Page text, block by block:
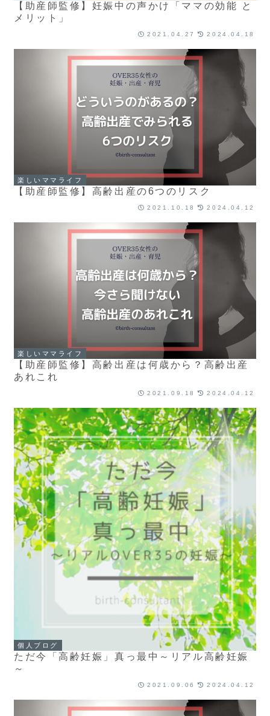
【助産師監修】妊娠中の声かけ「ママの効能 と
メリット」
2021.04.27 2024.04.18
楽しいママライフ
【助産師監修】高齢出産の6つのリスク
2021.10.18 2024.04.12
楽しいママライフ
【助産師監修】高齢出産は何歳から？高齢出産
あれこれ
2021.09.18 2024.04.12
個人ブログ
ただ今「高齢妊娠」真っ最中～リアル高齢妊娠
～
2021.09.06 2024.04.12